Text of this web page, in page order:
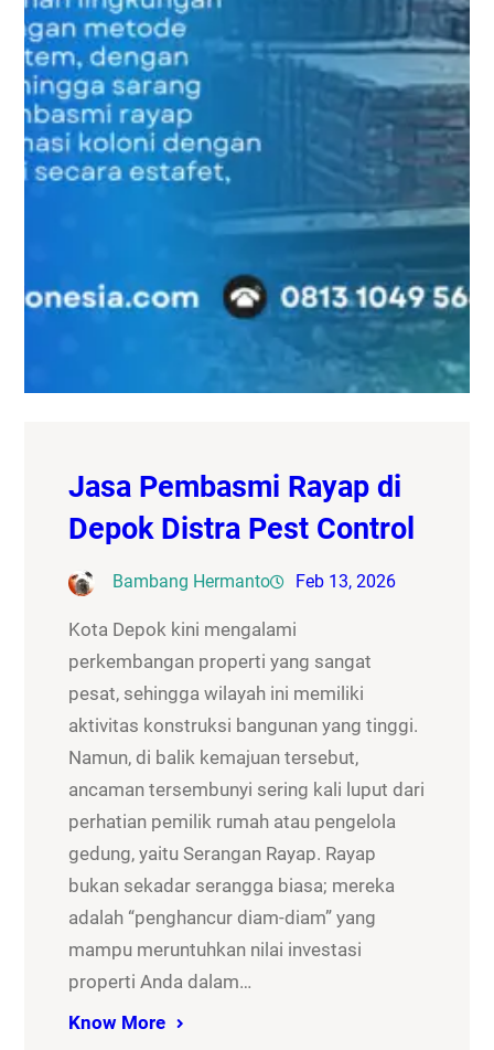
Jasa Pembasmi Rayap di
Depok Distra Pest Control
Bambang Hermanto Feb 13, 2026
Kota Depok kini mengalami
perkembangan properti yang sangat
pesat, sehingga wilayah ini memiliki
aktivitas konstruksi bangunan yang tinggi.
Namun, di balik kemajuan tersebut,
ancaman tersembunyi sering kali luput dari
perhatian pemilik rumah atau pengelola
gedung, yaitu Serangan Rayap. Rayap
bukan sekadar serangga biasa; mereka
adalah “penghancur diam-diam” yang
mampu meruntuhkan nilai investasi
properti Anda dalam…
Know More